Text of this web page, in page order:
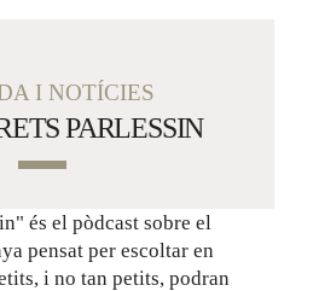
i Horaris
I NOTÍCIES
PARLESSIN
és el pòdcast sobre el
pensat per escoltar en
i no tan petits, podran